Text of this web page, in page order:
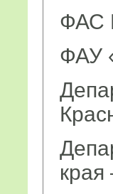
ФАС
ФАУ